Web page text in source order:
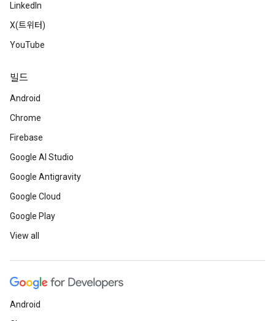
LinkedIn
X(트위터)
YouTube
빌드
Android
Chrome
Firebase
Google AI Studio
Google Antigravity
Google Cloud
Google Play
View all
Android